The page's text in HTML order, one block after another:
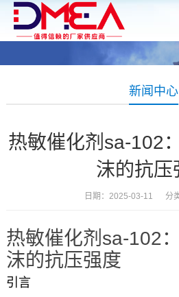
新闻中心
热敏催化剂sa-102
沫的抗压
日期：2025-03-11 分类
热敏催化剂sa-102
沫的抗压强度
引言